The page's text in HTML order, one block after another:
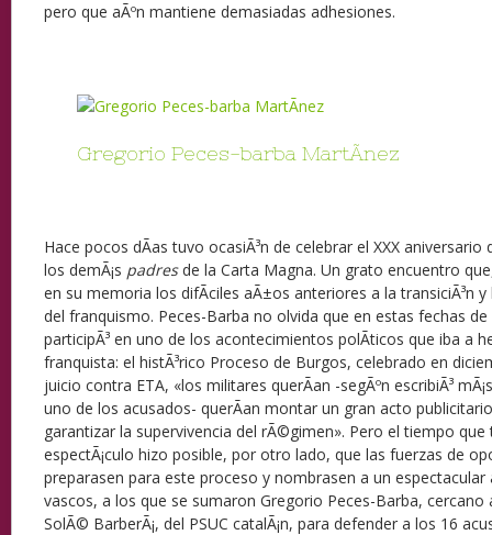
pero que aÃºn mantiene demasiadas adhesiones.
Gregorio Peces-barba MartÃ­nez
Hace pocos dÃ­as tuvo ocasiÃ³n de celebrar el XXX aniversario
los demÃ¡s padresde la Carta Magna. Un grato encuentro
en su memoria los difÃ­ciles aÃ±os anteriores a la transiciÃ³n
del franquismo. Peces-Barba no olvida que en estas fechas
participÃ³ en uno de los acontecimientos polÃ­ticos que iba a
franquista: el histÃ³rico Proceso de Burgos, celebrado en
juicio contra ETA, «los militares querÃ­an -segÃºn escribiÃ³
uno de los acusados- querÃ­an montar un gran acto
garantizar la supervivencia del rÃ©gimen». Pero el tiempo
espectÃ¡culo hizo posible, por otro lado, que las fuerzas de
preparasen para este proceso y nombrasen a un
vascos, a los que se sumaron Gregorio Peces-Barba, cercano
SolÃ© BarberÃ¡, del PSUC catalÃ¡n, para defender a los 16